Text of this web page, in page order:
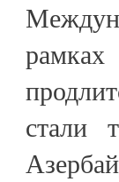
стали